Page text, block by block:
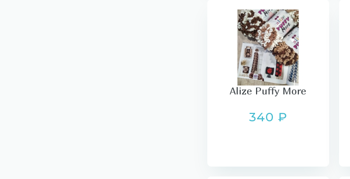
Alize Puffy More
340 ₽